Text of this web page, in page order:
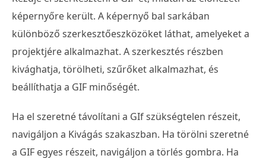
képernyőre került. A képernyő bal sarkában
különböző szerkesztőeszközöket láthat, amelyeket a
projektjére alkalmazhat. A szerkesztés részben
kivághatja, törölheti, szűrőket alkalmazhat, és
beállíthatja a GIF minőségét.
Ha el szeretné távolítani a GIf szükségtelen részeit,
navigáljon a Kivágás szakaszban. Ha törölni szeretné
a GIF egyes részeit, navigáljon a törlés gombra. Ha